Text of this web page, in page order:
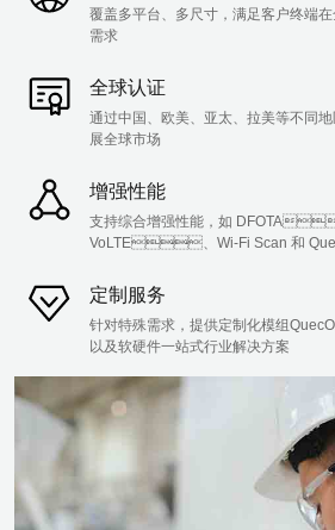
覆盖多平台、多尺寸，满足客户终
需求
全球认证
通过中国、欧美、亚太、拉美等不
展全球市场
增强性能
支持综合增强性能，如
VoLTE、Wi-Fi Scan 和
定制服务
针对特殊需求，提供定制化模组
以及软硬件一站式行业解决方案